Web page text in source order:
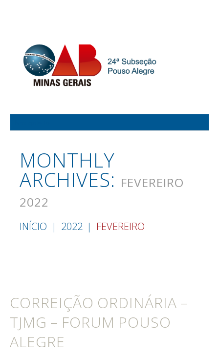
MONTHLY
ARCHIVES: FEVEREIRO
2022
INÍCIO 2022 FEVEREIRO
CORREIÇÃO ORDINÁRIA –
TJMG – FORUM POUSO
ALEGRE